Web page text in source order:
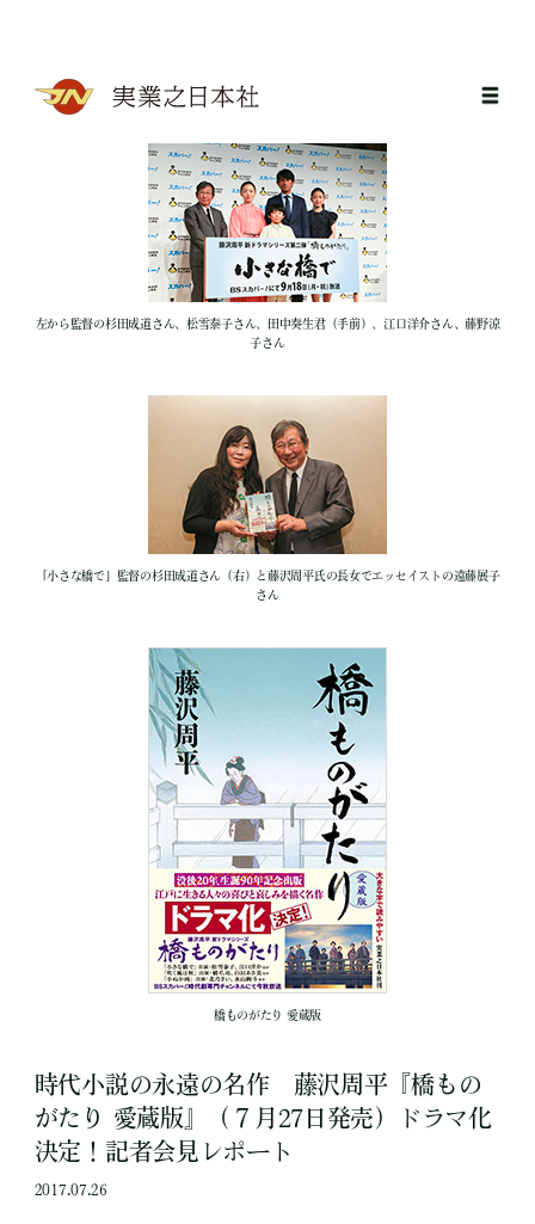
左から監督の杉田成道さん、松雪泰子さん、田中奏生君（手前）、江口洋介さん、藤野涼
子さん
「小さな橋で」監督の杉田成道さん（右）と藤沢周平氏の長女でエッセイストの遠藤展子
さん
橋ものがたり 愛蔵版
時代小説の永遠の名作 藤沢周平『橋もの
がたり 愛蔵版』（７月27日発売）ドラマ化
決定！記者会見レポート
2017.07.26